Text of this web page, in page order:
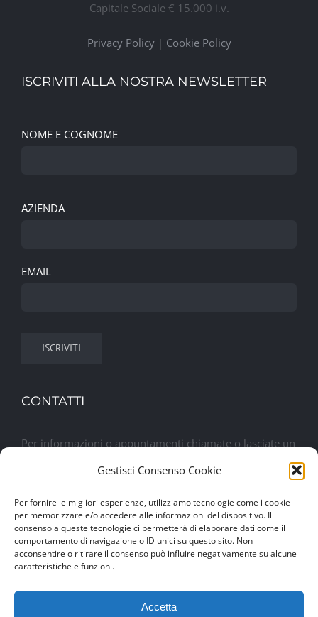
Gestisci Consenso Cookie
Per fornire le migliori esperienze, utilizziamo tecnologie come i cookie
per memorizzare e/o accedere alle informazioni del dispositivo. Il
consenso a queste tecnologie ci permetterà di elaborare dati come il
comportamento di navigazione o ID unici su questo sito. Non
acconsentire o ritirare il consenso può influire negativamente su alcune
caratteristiche e funzioni.
Accetta
Capitale Sociale € 15.000 i.v.
Privacy Policy| Cookie Policy
ISCRIVITI ALLA NOSTRA NEWSLETTER
NOME E COGNOME
AZIENDA
EMAIL
CONTATTI
Per informazioni o appuntamenti chiamate o lasciate un
messaggio. Sarete contattati al più presto
Lasciaci un messaggio